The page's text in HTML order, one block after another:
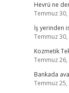
Hevrü ne
Temmuz 30,
İş yerinden
Temmuz 30,
Kozmetik
Temmuz 26,
Bankada
Temmuz 25,